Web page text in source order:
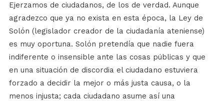
Ejerzamos de ciudadanos, de los de verdad. Aunque
agradezco que ya no exista en esta época, la Ley de
Solón (legislador creador de la ciudadanía ateniense)
es muy oportuna. Solón pretendía que nadie fuera
indiferente o insensible ante las cosas públicas y que
en una situación de discordia el ciudadano estuviera
forzado a decidir la mejor o más justa causa, o la
menos injusta; cada ciudadano asume así una